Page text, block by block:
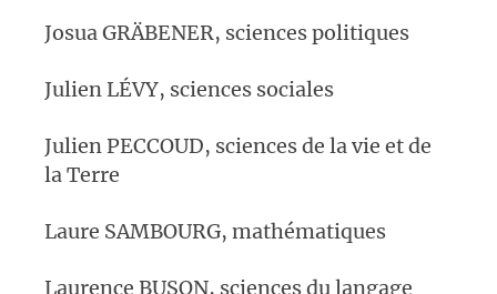
Josua GRÄBENER, sciences politiques
Julien LÉVY, sciences sociales
Julien PECCOUD, sciences de la vie et de
la Terre
Laure SAMBOURG, mathématiques
Laurence BUSON, sciences du langage